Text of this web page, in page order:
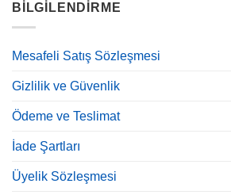
BILGILENDIRME
Mesafeli Satış Sözleşmesi
Gizlilik ve Güvenlik
Ödeme ve Teslimat
İade Şartları
Üyelik Sözleşmesi